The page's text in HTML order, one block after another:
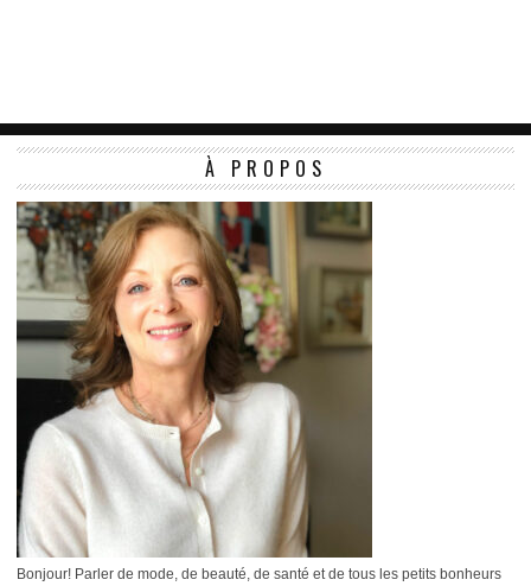
À PROPOS
Bonjour! Parler de mode, de beauté, de santé et de tous les petits bonheurs